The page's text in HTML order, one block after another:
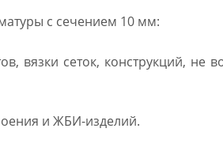
с сечением 10 мм:
вязки сеток, конструкций, не
и ЖБИ-изделий.